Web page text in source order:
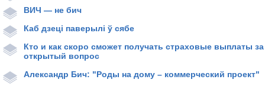
ВИЧ — не бич
Каб дзеці паверылі ў сябе
Кто и как скоро сможет получать страховые выплаты
открытый вопрос
Александр Бич: "Роды на дому – коммерческий проект"